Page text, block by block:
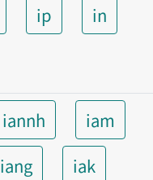
ip
in
iannh
iam
iang iak